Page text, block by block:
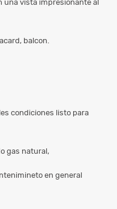
una vista impresionante al
balcon.
condiciones listo para
gas natural,
en general